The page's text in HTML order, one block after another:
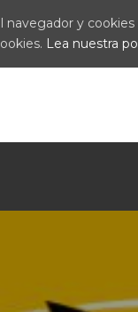
y
Lea nuestra